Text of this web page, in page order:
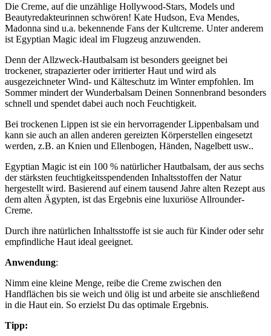
Die Creme, auf die unzählige Hollywood-Stars, Models und
Beautyredakteurinnen schwören! Kate Hudson, Eva Mendes,
Madonna sind u.a. bekennende Fans der Kultcreme. Unter anderem
ist Egyptian Magic ideal im Flugzeug anzuwenden.
Denn der Allzweck-Hautbalsam ist besonders geeignet bei
trockener, strapazierter oder irritierter Haut und wird als
ausgezeichneter Wind- und Kälteschutz im Winter empfohlen. Im
Sommer mindert der Wunderbalsam Deinen Sonnenbrand besonders
schnell und spendet dabei auch noch Feuchtigkeit.
Bei trockenen Lippen ist sie ein hervorragender Lippenbalsam und
kann sie auch an allen anderen gereizten Körperstellen eingesetzt
werden, z.B. an Knien und Ellenbogen, Händen, Nagelbett usw..
Egyptian Magic ist ein 100 % natürlicher Hautbalsam, der aus sechs
der stärksten feuchtigkeitsspendenden Inhaltsstoffen der Natur
hergestellt wird. Basierend auf einem tausend Jahre alten Rezept aus
dem alten Ägypten, ist das Ergebnis eine luxuriöse Allrounder-
Creme.
Durch ihre natürlichen Inhaltsstoffe ist sie auch für Kinder oder sehr
empfindliche Haut ideal geeignet.
Anwendung:
Nimm eine kleine Menge, reibe die Creme zwischen den
Handflächen bis sie weich und ölig ist und arbeite sie anschließend
in die Haut ein. So erzielst Du das optimale Ergebnis.
Tipp: